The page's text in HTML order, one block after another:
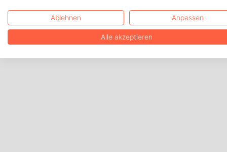
Ablehnen Anpassen
Alle akzeptieren